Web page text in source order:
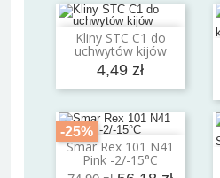
Kliny STC C1 do
uchwytów kijów
4,49 zł
Dodaj do koszyka
-25%
Smar Rex 101 N41
Pink -2/-15°C
Dodaj do koszyka